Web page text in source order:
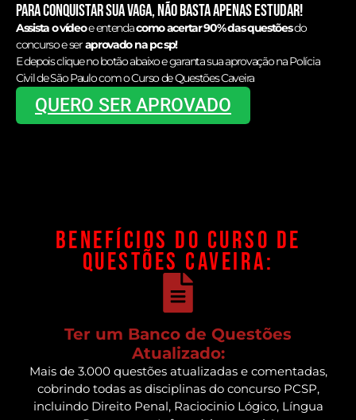
Para conquistar sua vaga, não basta apenas estudar!
Assista o vídeoe entendacomo acertar 90% das questõesdo
concurso e seraprovado na pc sp!
E depois clique no botão abaixo e garanta sua aprovação na Polícia
Civil de São Paulo com o Curso de Questões Caveira
QUERO SER APROVADO
Benefícios do CURSO DE
QUESTÕES CAVEIRA:
Ter um Banco de Questões
Atualizado:
Mais de 3.000 questões atualizadas e comentadas,
cobrindo todas as disciplinas do concurso PCSP,
incluindo Direito Penal, Raciocinio Lógico, Língua